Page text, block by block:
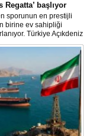
Regatta’ başlıyor
sporunun en prestijli
birine ev sahipliği
Türkiye Açıkdeniz
Türkiye Yelken
geçirilecek olan 14.
Regatta, 7
alacak ve 16 Ağustos'a
bir araya